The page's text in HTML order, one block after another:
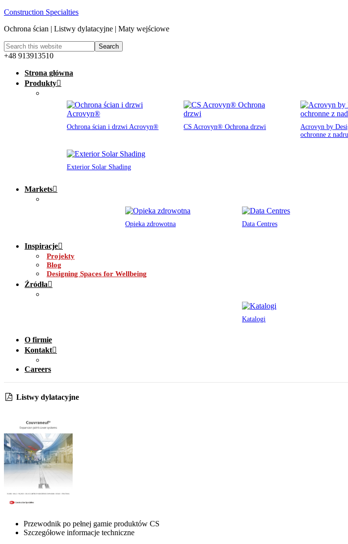
Construction Specialties
Ochrona ścian | Listwy dylatacyjne | Maty wejściowe
+48 913913510
Strona główna
Produkty
Ochrona ścian i drzwi Acrovyn® CS Acrovyn® Ochrona drzwi
Acrovyn by
ochronne z
Exterior Solar Shading
Markets
Opieka zdrowotna Data Centres
Inspiracje
Projekty
Blog
Designing Spaces for Wellbeing
Źródła
Katalogi
O firmie
Kontakt
Careers
Listwy dylatacyjne
Przewodnik po pełnej gamie produktów CS
Szczegółowe informacje techniczne